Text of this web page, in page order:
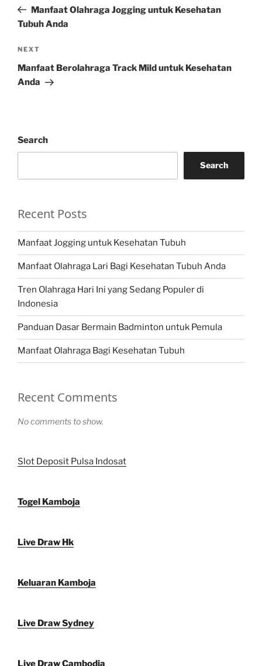
PostManfaat Olahraga Jogging untuk Kesehatan
Tubuh Anda
Next
Post
NEXT
Manfaat Berolahraga Track Mild untuk Kesehatan
Anda
Search
Search
Recent Posts
Manfaat Jogging untuk Kesehatan Tubuh
Manfaat Olahraga Lari Bagi Kesehatan Tubuh Anda
Tren Olahraga Hari Ini yang Sedang Populer di
Indonesia
Panduan Dasar Bermain Badminton untuk Pemula
Manfaat Olahraga Bagi Kesehatan Tubuh
Recent Comments
No comments to show.
Slot Deposit Pulsa Indosat
Togel Kamboja
Live Draw Hk
Keluaran Kamboja
Live Draw Sydney
Live Draw Cambodia